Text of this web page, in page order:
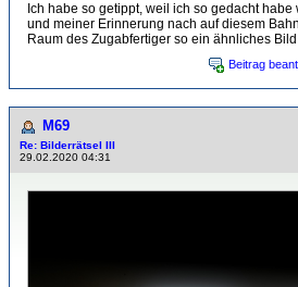
Ich habe so getippt, weil ich so gedacht
und meiner Erinnerung nach auf diesem
Raum des Zugabfertiger so ein ähnliches
Beitrag
M69
Re: Bilderrätsel III
29.02.2020 04:31